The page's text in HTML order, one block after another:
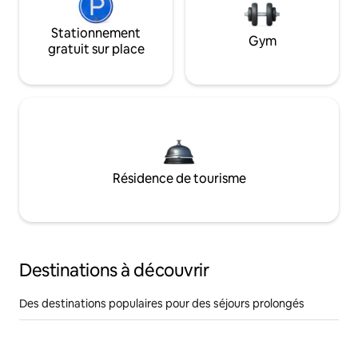
Stationnement
gratuit sur place
Gym
Résidence de tourisme
Destinations à découvrir
Des destinations populaires pour des séjours prolongés